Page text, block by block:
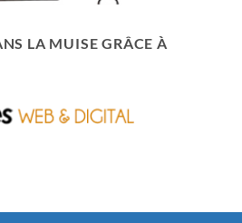
LA MUISE GRÂCE À